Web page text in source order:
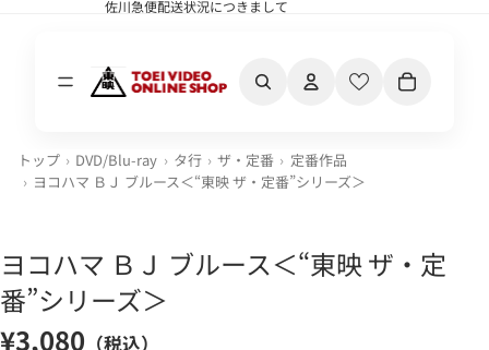
佐川急便配送状況につきまして
佐川急便配送状況につきまして
トップ DVD/Blu-ray タ行 ザ・定番
定番作品
ヨコハマ ＢＪ ブルース＜“東映 ザ・定番”シリーズ＞
ヨコハマ ＢＪ ブルース＜“東映 ザ・定
番”シリーズ＞
¥3,080 （税込）